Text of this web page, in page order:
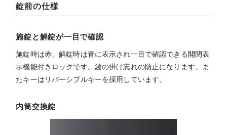
錠前の仕様
施錠と解錠が一目で確認
施錠時は赤、解錠時は青に表示され一目で確認できる開閉表
示機能付きロックです。鍵の掛け忘れの防止になります。ま
たキーはリバーシブルキーを採用しています。
内筒交換錠